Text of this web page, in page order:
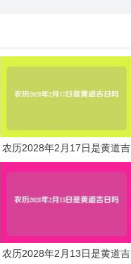
农历2028年2月17日是黄道吉
日吗
农历2028年2月13日是黄道吉